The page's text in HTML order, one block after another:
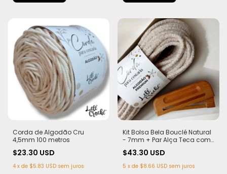
Corda de Algodão Cru
4,5mm 100 metros
$23.30 USD
4 x de $5.83 USD sem juros
Kit Bolsa Bela Bouclé Natural
- 7mm + Par Alça Teca com
$43.30 USD
5 x de $8.66 USD sem juros